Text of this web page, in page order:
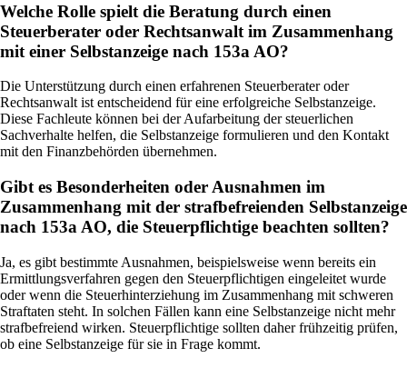
Welche Rolle spielt die Beratung durch einen
Steuerberater oder Rechtsanwalt im Zusammenhang
mit einer Selbstanzeige nach 153a AO?
Die Unterstützung durch einen erfahrenen Steuerberater oder
Rechtsanwalt ist entscheidend für eine erfolgreiche Selbstanzeige.
Diese Fachleute können bei der Aufarbeitung der steuerlichen
Sachverhalte helfen, die Selbstanzeige formulieren und den Kontakt
mit den Finanzbehörden übernehmen.
Gibt es Besonderheiten oder Ausnahmen im
Zusammenhang mit der strafbefreienden Selbstanzeige
nach 153a AO, die Steuerpflichtige beachten sollten?
Ja, es gibt bestimmte Ausnahmen, beispielsweise wenn bereits ein
Ermittlungsverfahren gegen den Steuerpflichtigen eingeleitet wurde
oder wenn die Steuerhinterziehung im Zusammenhang mit schweren
Straftaten steht. In solchen Fällen kann eine Selbstanzeige nicht mehr
strafbefreiend wirken. Steuerpflichtige sollten daher frühzeitig prüfen,
ob eine Selbstanzeige für sie in Frage kommt.